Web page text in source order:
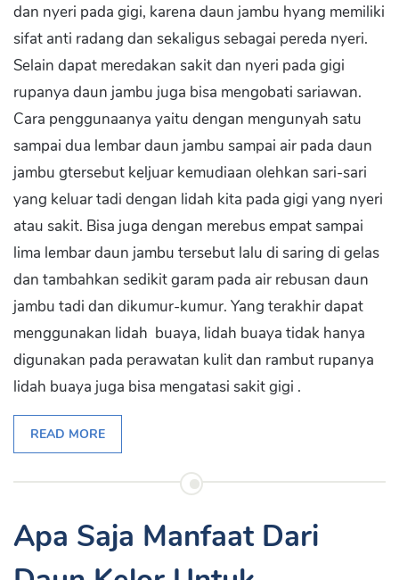
dan nyeri pada gigi, karena daun jambu hyang memiliki
sifat anti radang dan sekaligus sebagai pereda nyeri.
Selain dapat meredakan sakit dan nyeri pada gigi
rupanya daun jambu juga bisa mengobati sariawan.
Cara penggunaanya yaitu dengan mengunyah satu
sampai dua lembar daun jambu sampai air pada daun
jambu gtersebut keljuar kemudiaan olehkan sari-sari
yang keluar tadi dengan lidah kita pada gigi yang nyeri
atau sakit. Bisa juga dengan merebus empat sampai
lima lembar daun jambu tersebut lalu di saring di gelas
dan tambahkan sedikit garam pada air rebusan daun
jambu tadi dan dikumur-kumur. Yang terakhir dapat
menggunakan lidah buaya, lidah buaya tidak hanya
digunakan pada perawatan kulit dan rambut rupanya
lidah buaya juga bisa mengatasi sakit gigi .
READ MORE
Apa Saja Manfaat Dari